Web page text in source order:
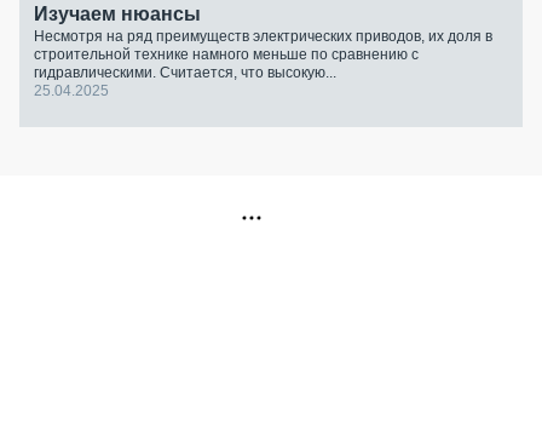
Изучаем нюансы
Несмотря на ряд преимуществ электрических приводов, их доля в
строительной технике намного меньше по сравнению с
гидравлическими. Считается, что высокую...
25.04.2025